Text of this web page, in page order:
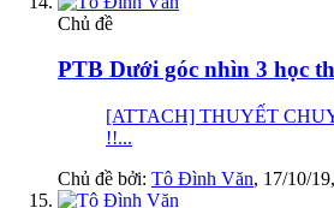
Chủ đề
PTB Dưới góc nhìn 3 học
[ATTACH] THUYẾT
!!...
Chủ đề bởi: Tô Đình Văn, 17/10/19